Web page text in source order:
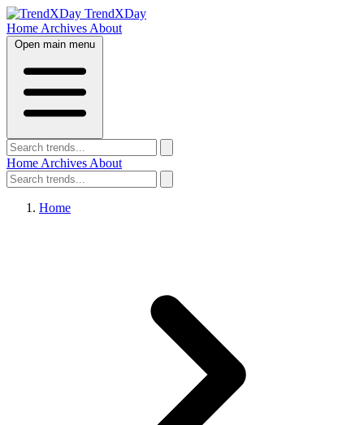
TrendXDay
Home Archives About
Open main menu
Home Archives About
Home